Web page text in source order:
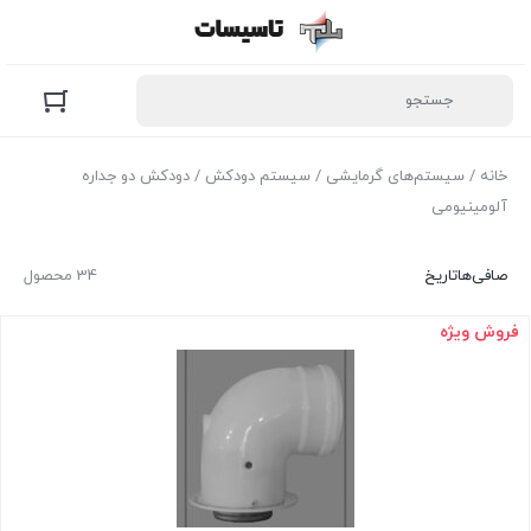
خانه / سیستم‌های گرمایشی / سیستم دودکش / دودکش دو جداره
آلومینیومی
34 محصول صافی‌هاتاریخ
فروش ویژه